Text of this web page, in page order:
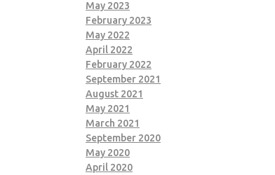
May 2023
February 2023
May 2022
April 2022
February 2022
September 2021
August 2021
May 2021
March 2021
September 2020
May 2020
April 2020